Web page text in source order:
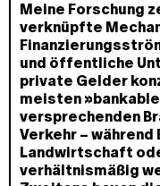
Meine Forschung
verknüpfte
und öffentliche
private Gelder
meisten
versprechenden
Verkehr –
Landwirtschaft
verhältnismäßig